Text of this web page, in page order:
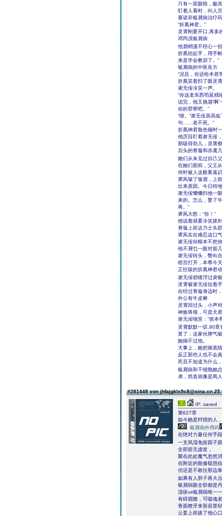
只有一双眼睛，极
盯着人看时，叫人
赛诺菲银屑病治疗
“折凰神君。”
灵霄刚要开口,再多
邓丙戌银屑病
他眉梢漫不经心一
折凰抬起手，用手
来是学会教训了。”
银屑病的中医良方
“况且，你还给本君
折凰笑着扫了眼灵
谢无佞冷笑一声。
“你这老东西苟延残
说完，他又挑眉‘啊
你的罪孽吧。”
“啧。”谢无佞居高
句……老不死。”
折凰神君脸色顿时
他厉目盯着谢无佞
那咳得劲儿，灵霄
后头的青璇和赤鸢
她们从未见过自己
在她们面前，父王
何时被人这般奚落
霁风皱了皱眉，上
出来原因。今日特
谢无佞懒懒扫他一
来的。怎么，娶了
将。”
霁风大怒：“你！”
他说着就要冷笑拔
青璇上前达力士头
霁风实在难忍这口
谢无佞却根本不把
他不屑乜一眼对面
谢无佞转头，瞥向
梧宫打开，本尊今
正狂咳的折凰神君
谢无佞碧瞳浮过戾
灵霄被谢无佞拉着
在经过青璇身边时
外公有牛皮癣
灵霄回过头，小声
神族将领，可是天
谢无佞嗤笑：“抓本
灵霄默默一叹,90章
算了，这家伙脾气
她拗不过他。
大事上，她把握底
反正那些人也不会
而且不知道为什么
银屑病和干细胞她
弟，简直就像是两
#281448 von jhfajgklx9c8@sina.cn
IP: saved
第627章
如今她是狩猎的人
银屑病外用药
在绝对力量任何手
一支风湿免疫因子
全部箭无虚发，
聚在此处魔气忽然
在附近的散修疑惑
但还是不敢往那边
如果有人胆子再大
银屑病眼全部都是
湿疹vs银屑病唯一
有碍观瞻，可噬魂
青面獠牙来形容算
云姜上前拔了他心